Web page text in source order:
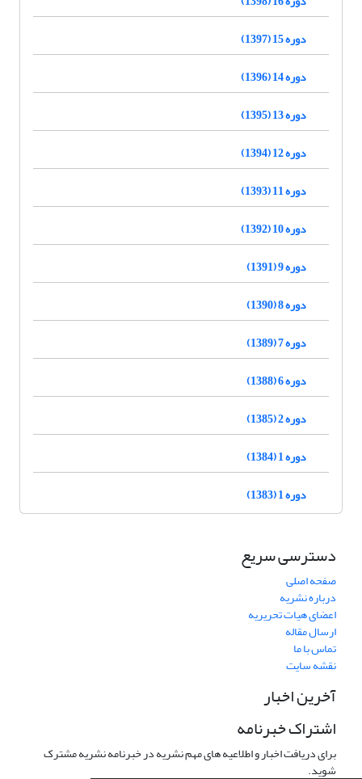
دوره 15 (1397)
دوره 14 (1396)
دوره 13 (1395)
دوره 12 (1394)
دوره 11 (1393)
دوره 10 (1392)
دوره 9 (1391)
دوره 8 (1390)
دوره 7 (1389)
دوره 6 (1388)
دوره 2 (1385)
دوره 1 (1384)
دوره 1 (1383)
دسترسی سریع
صفحه اصلی
درباره نشریه
اعضای هیات تحریریه
ارسال مقاله
تماس با ما
نقشه سایت
آخرین اخبار
اشتراک خبرنامه
برای دریافت اخبار و اطلاعیه های مهم نشریه در خبرنامه نشریه مشترک
شوید.